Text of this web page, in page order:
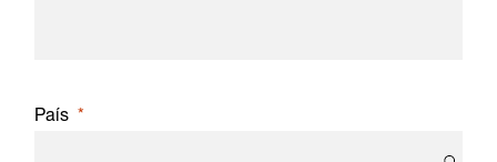
País